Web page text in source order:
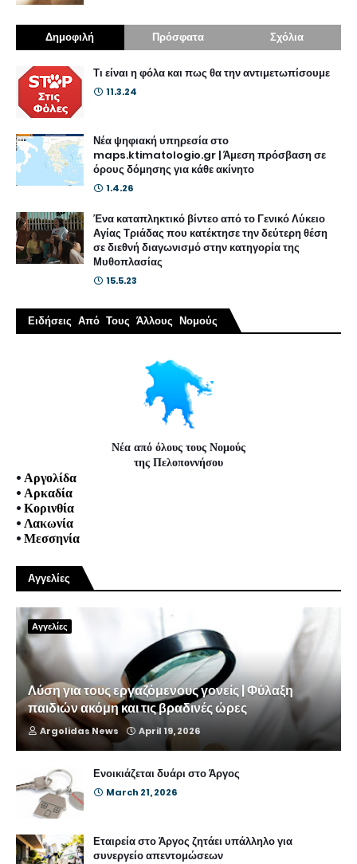
Δημοφιλή Πρόσφατα Σχόλια
Τι είναι η φόλα και πως θα την αντιμετωπίσουμε
11.3.24
Νέα ψηφιακή υπηρεσία στο
maps.ktimatologio.gr | Άμεση πρόσβαση σε
όρους δόμησης για κάθε ακίνητο
1.4.26
Ένα καταπληκτικό βίντεο από το Γενικό Λύκειο
Αγίας Τριάδας που κατέκτησε την δεύτερη θέση
σε διεθνή διαγωνισμό στην κατηγορία της
Μυθοπλασίας
15.5.23
Ειδήσεις Από Τους Άλλους Νομούς
Νέα από όλους τους Νομούς
της Πελοποννήσου
• Αργολίδα
• Αρκαδία
• Κορινθία
• Λακωνία
• Μεσσηνία
Αγγελίες
Αγγελίες
Λύση για τους εργαζόμενους γονείς | Φύλαξη
παιδιών ακόμη και τις βραδινές ώρες
Argolidas News April 19, 2026
Ενοικιάζεται δυάρι στο Άργος
March 21, 2026
Εταιρεία στο Άργος ζητάει υπάλληλο για
συνεργείο απεντομώσεων